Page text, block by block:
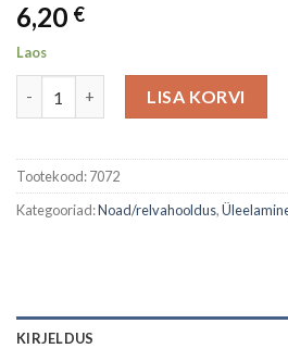
6,20 €
Laos
LISA KORVI
Tootekood:7072
Kategooriad:Noad/relvahooldus,
KIRJELDUS